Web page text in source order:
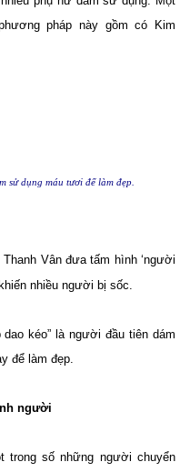
pháp này gồm có Kim
sử dụng máu tươi để làm đẹp.
Vân đưa tấm hình ‘người
nhiều người bị sốc.
kéo” là người đầu tiên dám
để làm đẹp.
người
trong số những người chuyển